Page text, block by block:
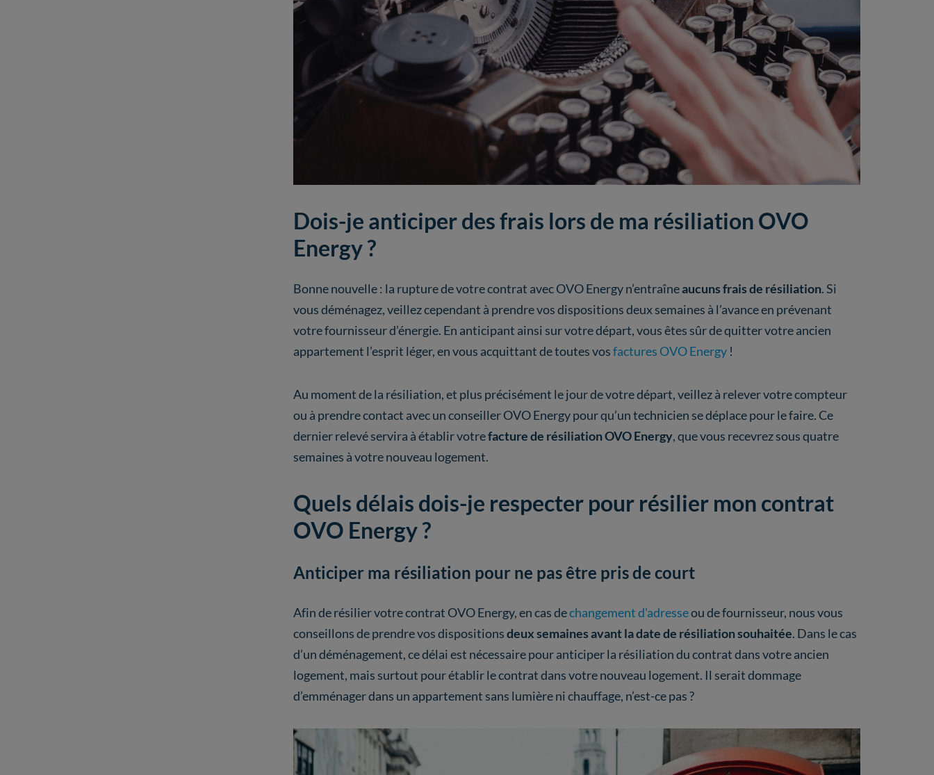
Dois-je anticiper des frais lors de ma résiliation OVO
Energy ?
Bonne nouvelle : la rupture de votre contrat avec OVO Energy n’entraîneaucuns frais de résiliation. Si
vous déménagez, veillez cependant à prendre vos dispositions deux semaines à l’avance en prévenant
votre fournisseur d’énergie. En anticipant ainsi sur votre départ, vous êtes sûr de quitter votre ancien
appartement l’esprit léger, en vous acquittant de toutes vosfactures OVO Energy!
Au moment de la résiliation, et plus précisément le jour de votre départ, veillez à relever votre compteur
ou à prendre contact avec un conseiller OVO Energy pour qu’un technicien se déplace pour le faire. Ce
dernier relevé servira à établir votrefacture de résiliation OVO Energy, que vous recevrez sous quatre
semaines à votre nouveau logement.
Quels délais dois-je respecter pour résilier mon contrat
OVO Energy ?
Anticiper ma résiliation pour ne pas être pris de court
Afin de résilier votre contrat OVO Energy, en cas dechangement d'adresseou de fournisseur, nous vous
conseillons de prendre vos dispositionsdeux semaines avant la date de résiliation souhaitée. Dans le cas
d’un déménagement, ce délai est nécessaire pour anticiper la résiliation du contrat dans votre ancien
logement, mais surtout pour établir le contrat dans votre nouveau logement. Il serait dommage
d’emménager dans un appartement sans lumière ni chauffage, n’est-ce pas ?